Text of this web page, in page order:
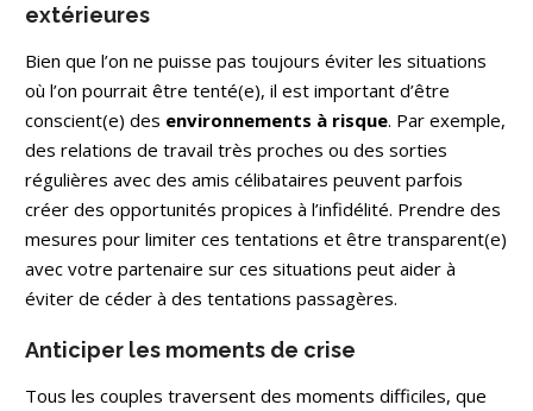
extérieures
Bien que l’on ne puisse pas toujours éviter les situations
où l’on pourrait être tenté(e), il est important d’être
conscient(e) des environnements à risque. Par exemple,
des relations de travail très proches ou des sorties
régulières avec des amis célibataires peuvent parfois
créer des opportunités propices à l’infidélité. Prendre des
mesures pour limiter ces tentations et être transparent(e)
avec votre partenaire sur ces situations peut aider à
éviter de céder à des tentations passagères.
Anticiper les moments de crise
Tous les couples traversent des moments difficiles, que